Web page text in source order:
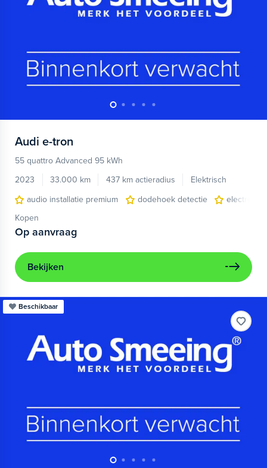
Audi e-tron
55 quattro Advanced 95 kWh
2023
33.000 km 437 km actieradius
Elektrisch
audio installatie premium
dodehoek detectie
electronic
Kopen
Op aanvraag
Bekijken
Beschikbaar